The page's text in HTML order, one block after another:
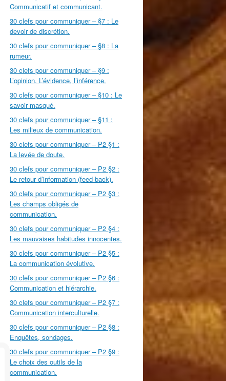
Communicatif et communicant.
30 clefs pour communiquer – §7 : Le
devoir de discrétion.
30 clefs pour communiquer – §8 : La
rumeur.
30 clefs pour communiquer – §9 :
L’opinion. L’évidence, l’inférence.
30 clefs pour communiquer – §10 : Le
savoir masqué.
30 clefs pour communiquer – §11 :
Les milieux de communication.
30 clefs pour communiquer – P2 §1 :
La levée de doute.
30 clefs pour communiquer – P2 §2 :
Le retour d’information (feed-back).
30 clefs pour communiquer – P2 §3 :
Les champs obligés de
communication.
30 clefs pour communiquer – P2 §4 :
Les mauvaises habitudes innocentes.
30 clefs pour communiquer – P2 §5 :
La communication évolutive.
30 clefs pour communiquer – P2 §6 :
Communication et hiérarchie.
30 clefs pour communiquer – P2 §7 :
Communication interculturelle.
30 clefs pour communiquer – P2 §8 :
Enquêtes, sondages.
30 clefs pour communiquer – P2 §9 :
Le choix des outils de la
communication.